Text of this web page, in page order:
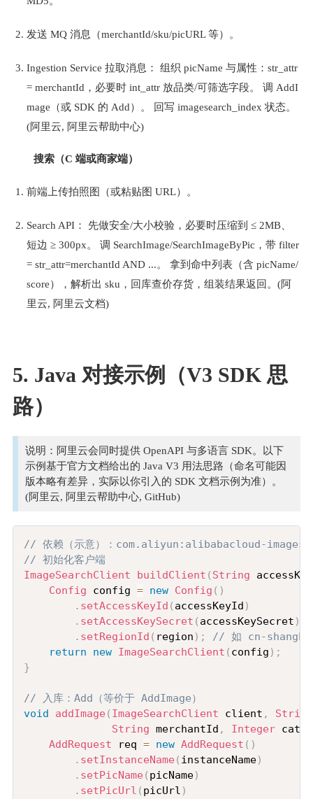
发送 MQ 消息（merchantId/sku/picURL 等）。
Ingestion Service 拉取消息： 组织 picName 与属性：str_attr
= merchantId，必要时 int_attr 放品类/可筛选字段。 调 AddI
mage（或 SDK 的 Add）。 回写 imagesearch_index 状态。
(阿里云, 阿里云帮助中心)
搜索（C 端或商家端）
前端上传拍照图（或粘贴图 URL）。
Search API： 先做安全/大小校验，必要时压缩到 ≤ 2MB、
短边 ≥ 300px。 调 SearchImage/SearchImageByPic，带 filter
= str_attr=merchantId AND ...。 拿到命中列表（含 picName/
score），解析出 sku，回库查价存货，组装结果返回。(阿
里云, 阿里云文档)
5. Java 对接示例（V3 SDK 思
路）
说明：阿里云会同时提供 OpenAPI 与多语言 SDK。以下
示例基于官方文档给出的 Java V3 用法思路（命名可能因
版本略有差异，实际以你引入的 SDK 文档示例为准）。
(阿里云, 阿里云帮助中心, GitHub)
// 依赖（示意）：com.aliyun:alibabacloud-
// 初始化客户端
ImageSearchClient
buildClient ( String
Config config = new Config ( )
. setAccessKeyId ( accessKeyId )
. setAccessKeySecret ( accessKeySecret )
. setRegionId ( region ) ;
// 如 cn-
return
new ImageSearchClient ( config ) ;
}
// 入库：Add（等价于 AddImage）
void
addImage( ImageSearchClient client ,
String
String merchantId , Integer catId
AddRequest req = new AddRequest ( )
. setInstanceName( instanceName)
. setPicName( picName)
. setPicUrl ( picUrl )